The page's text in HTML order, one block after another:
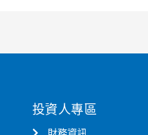
投資人專區